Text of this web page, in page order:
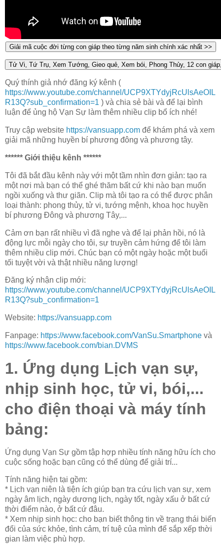
Quý thính giả nhớ đăng ký kênh (
https://www.youtube.com/channel/UCP9XTYdyjRcUlsAeOIL
R13Q?sub_confirmation=1 ) và chia sẻ bài và để lại bình
luận để ủng hộ Vạn Sự làm thêm nhiều clip bổ ích nhé!
Truy cập website https://vansuapp.com để khám phá và xem
giải mã những huyền bí phương đông và phương tây.
****** Giới thiệu kênh ******
Tôi đã bắt đầu kênh này với một tầm nhìn đơn giản: tạo ra
một nơi mà bạn có thể ghé thăm bất cứ khi nào bạn muốn
ngồi xuống và thư giãn. Clip mà tôi tạo ra có thể được phân
loại thành: phong thủy, tử vi, tướng mệnh, khoa học huyền
bí phương Đông và phương Tây,...
Cảm ơn bạn rất nhiều vì đã nghe và để lại phản hồi, nó là
động lực mỗi ngày cho tôi, sự truyền cảm hứng để tôi làm
thêm nhiều clip mới. Chúc bạn có một ngày hoặc một buổi
tối tuyệt vời và thật nhiều năng lượng!
Đăng ký nhận clip mới:
https://www.youtube.com/channel/UCP9XTYdyjRcUlsAeOIL
R13Q?sub_confirmation=1
Website: https://vansuapp.com
Fanpage: https://www.facebook.com/VanSu.Smartphone và
https://www.facebook.com/bian.DVMS
1. Ứng dụng Lịch vạn sự,
nhịp sinh học, tử vi, bói,...
cho điện thoại và máy tính
bảng:
Ứng dụng Vạn Sự gồm tập hợp nhiều tính năng hữu ích cho
cuộc sống hoặc bạn cũng có thể dùng để giải trí...
Tính năng hiện tại gồm:
* Lịch vạn niên là tiện ích giúp bạn tra cứu lịch vạn sự, xem
ngày âm lịch, ngày dương lịch, ngày tốt, ngày xấu ở bất cứ
thời điểm nào, ở bất cứ đâu.
* Xem nhịp sinh học: cho bạn biết thông tin về trạng thái biến
đổi của sức khỏe, tình cảm, trí tuệ của mình để sắp xếp thời
gian làm việc phù hợp.